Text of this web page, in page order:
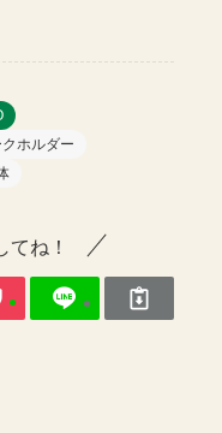
ホルダー
てね！